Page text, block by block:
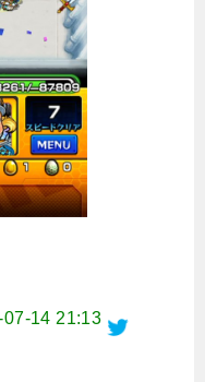
07-14 21:13